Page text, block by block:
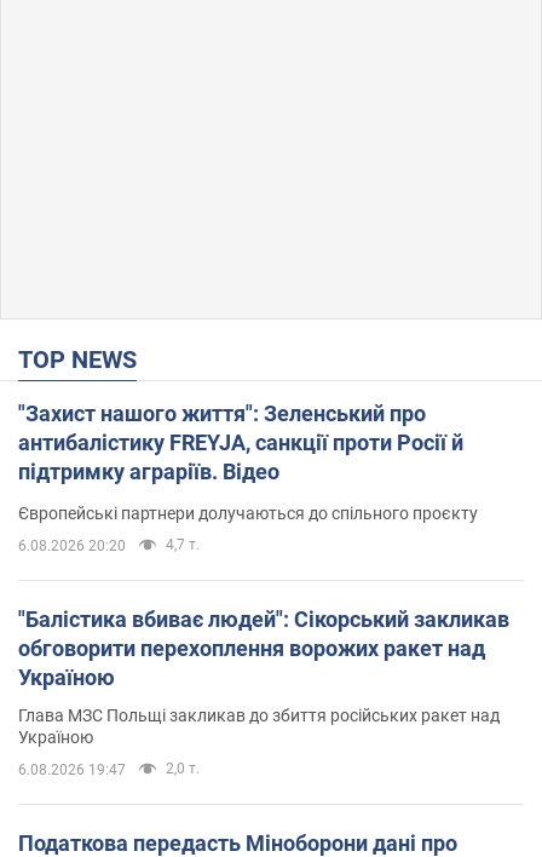
TOP NEWS
"Захист нашого життя": Зеленський про
антибалістику FREYJA, санкції проти Росії й
підтримку аграріїв. Відео
Європейські партнери долучаються до спільного проєкту
6.08.2026 20:20 4,7 т.
"Балістика вбиває людей": Сікорський закликав
обговорити перехоплення ворожих ракет над
Україною
Глава МЗС Польщі закликав до збиття російських ракет над
Україною
6.08.2026 19:47 2,0 т.
Податкова передасть Міноборони дані про